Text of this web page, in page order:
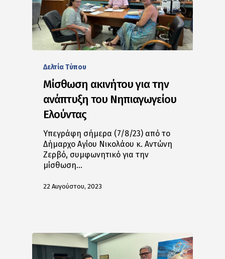
Δελτία Tύπου
Μίσθωση ακινήτου για την
ανάπτυξη του Νηπιαγωγείου
Ελούντας
Υπεγράφη σήμερα (7/8/23) από το
Δήμαρχο Αγίου Νικολάου κ. Αντώνη
Ζερβό, συμφωνητικό για την
μίσθωση…
22 Αυγούστου, 2023